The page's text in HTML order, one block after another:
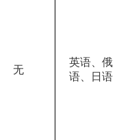
无
英语、俄
语、日语